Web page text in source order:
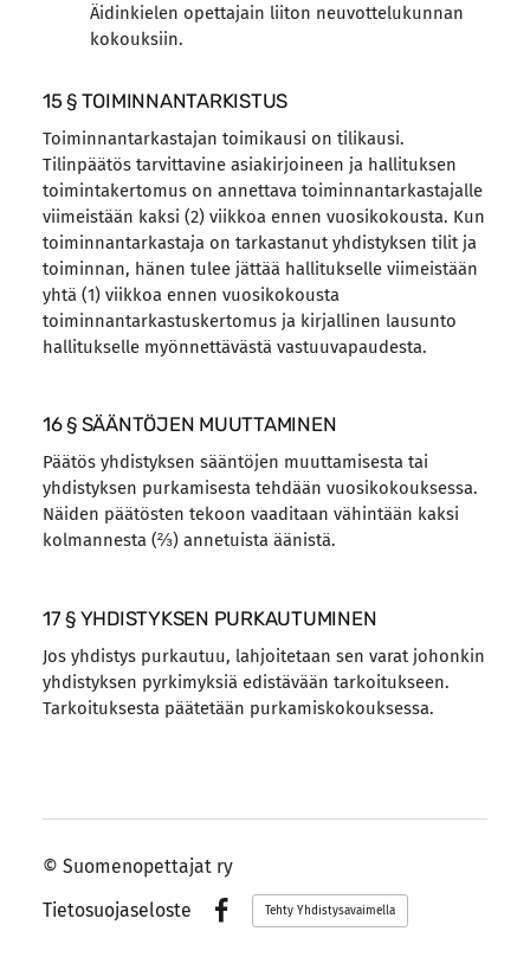
Äidinkielen opettajain liiton neuvottelukunnan
kokouksiin.
15 § TOIMINNANTARKISTUS
Toiminnantarkastajan toimikausi on tilikausi.
Tilinpäätös tarvittavine asiakirjoineen ja hallituksen
toimintakertomus on annettava toiminnantarkastajalle
viimeistään kaksi (2) viikkoa ennen vuosikokousta. Kun
toiminnantarkastaja on tarkastanut yhdistyksen tilit ja
toiminnan, hänen tulee jättää hallitukselle viimeistään
yhtä (1) viikkoa ennen vuosikokousta
toiminnantarkastuskertomus ja kirjallinen lausunto
hallitukselle myönnettävästä vastuuvapaudesta.
16 § SÄÄNTÖJEN MUUTTAMINEN
Päätös yhdistyksen sääntöjen muuttamisesta tai
yhdistyksen purkamisesta tehdään vuosikokouksessa.
Näiden päätösten tekoon vaaditaan vähintään kaksi
kolmannesta (⅔) annetuista äänistä.
17 § YHDISTYKSEN PURKAUTUMINEN
Jos yhdistys purkautuu, lahjoitetaan sen varat johonkin
yhdistyksen pyrkimyksiä edistävään tarkoitukseen.
Tarkoituksesta päätetään purkamiskokouksessa.
© Suomenopettajat ry
Tietosuojaseloste
Facebook
Tehty Yhdistysavaimella